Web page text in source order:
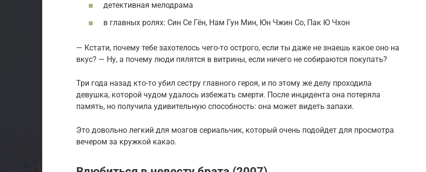
детективная мелодрама
в главных ролях: Син Се Гён, Нам Гун Мин, Юн Чжин Со, Пак Ю Чхон
— Кстати, почему тебе захотелось чего-то острого, если ты даже не знаешь какое оно на
вкус? — Ну, а почему люди пялятся в витрины, если ничего не собираются покупать?
Три года назад кто-то убил сестру главного героя, и по этому же делу проходила
девушка, которой чудом удалось избежать смерти. После инцидента она потеряла
память, но получила удивительную способность: она может видеть запахи.
Это довольно легкий для мозгов сериальчик, который очень подойдет для просмотра
вечером за кружкой какао.